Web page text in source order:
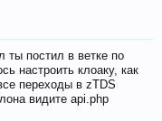
ты постил в ветке по
настроить клоаку, как
переходы в zTDS
видите api.php